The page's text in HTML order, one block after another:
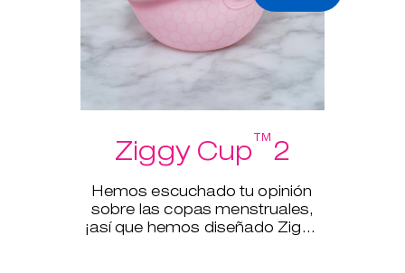
Ziggy Cup™2
Hemos escuchado tu opinión
sobre las copas menstruales,
¡así que hemos diseñado Ziggy